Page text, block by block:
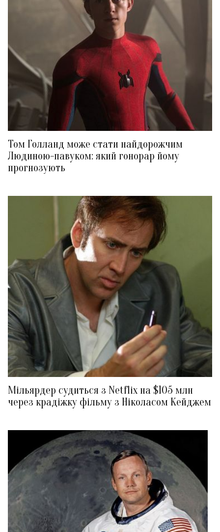
Том Голланд може стати найдорожчим
Людиною-павуком: який гонорар йому
прогнозують
Мільярдер судиться з Netflix на $105 млн
через крадіжку фільму з Ніколасом Кейджем